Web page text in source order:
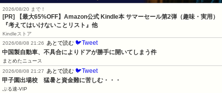
2026/08/20 まで！
[PR]
【最大65%OFF】Amazon公式 Kindle本 サマーセール第2弾（趣味・実用）
『考えてはいけないことリスト』他
Kindleストア
2026/08/08 21:26
あとで読む 🐦Tweet
中国製自動車、不具合によりドアが勝手に開いてしまう件
まとめたニュース
2026/08/08 21:27
あとで読む 🐦Tweet
甲子園出場校　猛暑と資金難に苦しむ・・・
ぶる速-VIP